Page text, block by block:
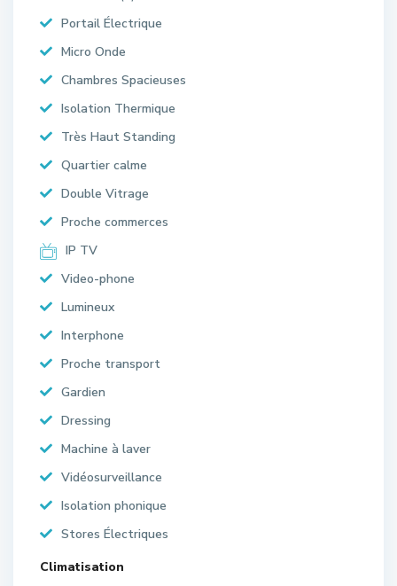
Portail Électrique
Micro Onde
Chambres Spacieuses
Isolation Thermique
Très Haut Standing
Quartier calme
Double Vitrage
Proche commerces
IP TV
Video-phone
Lumineux
Interphone
Proche transport
Gardien
Dressing
Machine à laver
Vidéosurveillance
Isolation phonique
Stores Électriques
Climatisation